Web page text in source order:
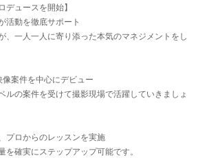
デュースを開始】
活動を徹底サポート
一人一人に寄り添った本気のマネジメントをし
案件を中心にデビュー
の案件を受けて撮影現場で活躍していきましょ
プロからのレッスンを実施
確実にステップアップ可能です。